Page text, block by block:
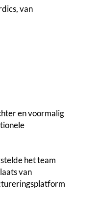
van
en voormalig
het team
van